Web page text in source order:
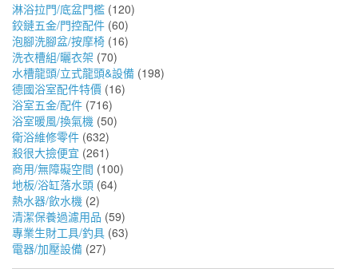
淋浴拉門/底盆門檻 (120)
鉸鏈五金/門控配件 (60)
泡腳洗腳盆/按摩椅 (16)
洗衣槽組/曬衣架 (70)
水槽龍頭/立式龍頭&設備 (198)
德國浴室配件特價 (16)
浴室五金/配件 (716)
浴室暖風/換氣機 (50)
衛浴維修零件 (632)
殺很大撿便宜 (261)
商用/無障礙空間 (100)
地板/浴缸落水頭 (64)
熱水器/飲水機 (2)
清潔保養過濾用品 (59)
專業生財工具/釣具 (63)
電器/加壓設備 (27)